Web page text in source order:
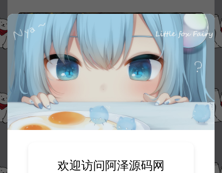
欢迎访问阿泽源码网